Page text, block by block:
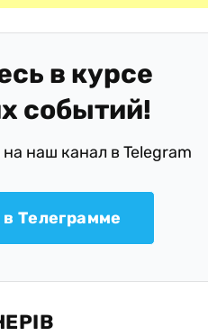
в курсе
событий!
наш канал в Telegram
Телеграмме